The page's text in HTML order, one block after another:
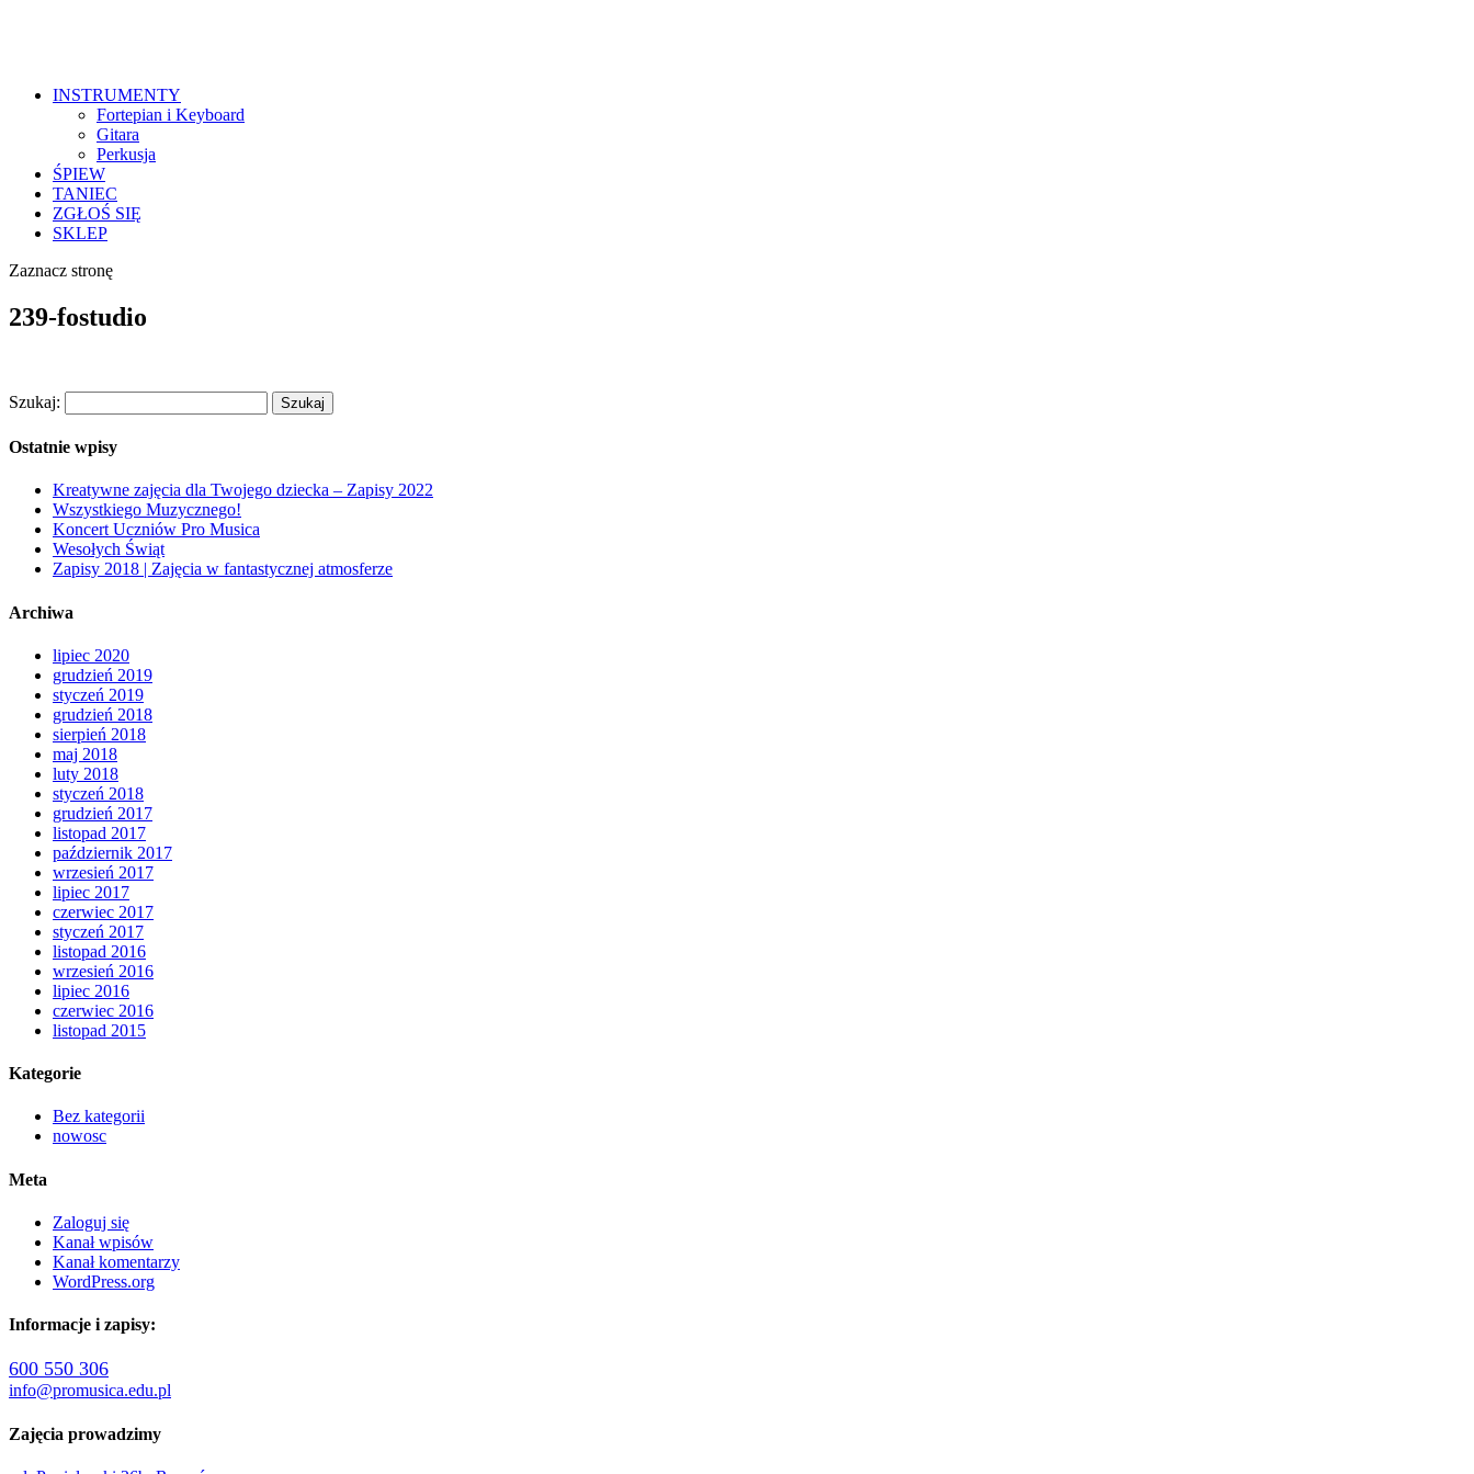
INSTRUMENTY
Fortepian i Keyboard
Gitara
Perkusja
ŚPIEW
TANIEC
ZGŁOŚ SIĘ
SKLEP
Zaznacz stronę
239-fostudio
Szukaj:
Ostatnie wpisy
Kreatywne zajęcia dla Twojego dziecka – Zapisy 2022
Wszystkiego Muzycznego!
Koncert Uczniów Pro Musica
Wesołych Świąt
Zapisy 2018 | Zajęcia w fantastycznej atmosferze
Archiwa
lipiec 2020
grudzień 2019
styczeń 2019
grudzień 2018
sierpień 2018
maj 2018
luty 2018
styczeń 2018
grudzień 2017
listopad 2017
październik 2017
wrzesień 2017
lipiec 2017
czerwiec 2017
styczeń 2017
listopad 2016
wrzesień 2016
lipiec 2016
czerwiec 2016
listopad 2015
Kategorie
Bez kategorii
nowosc
Meta
Zaloguj się
Kanał wpisów
Kanał komentarzy
WordPress.org
Informacje i zapisy:
600 550 306
info@promusica.edu.pl
Zajęcia prowadzimy